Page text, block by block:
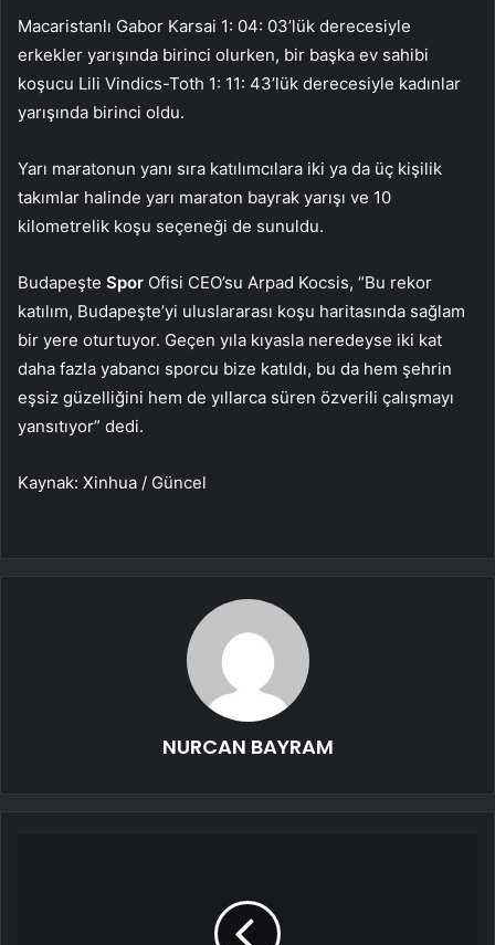
Macaristanlı Gabor Karsai 1: 04: 03’lük derecesiyle
erkekler yarışında birinci olurken, bir başka ev sahibi
koşucu Lili Vindics-Toth 1: 11: 43’lük derecesiyle kadınlar
yarışında birinci oldu.
Yarı maratonun yanı sıra katılımcılara iki ya da üç kişilik
takımlar halinde yarı maraton bayrak yarışı ve 10
kilometrelik koşu seçeneği de sunuldu.
Budapeşte Spor Ofisi CEO’su Arpad Kocsis, “Bu rekor
katılım, Budapeşte’yi uluslararası koşu haritasında sağlam
bir yere oturtuyor. Geçen yıla kıyasla neredeyse iki kat
daha fazla yabancı sporcu bize katıldı, bu da hem şehrin
eşsiz güzelliğini hem de yıllarca süren özverili çalışmayı
yansıtıyor” dedi.
Kaynak: Xinhua / Güncel
NURCAN BAYRAM